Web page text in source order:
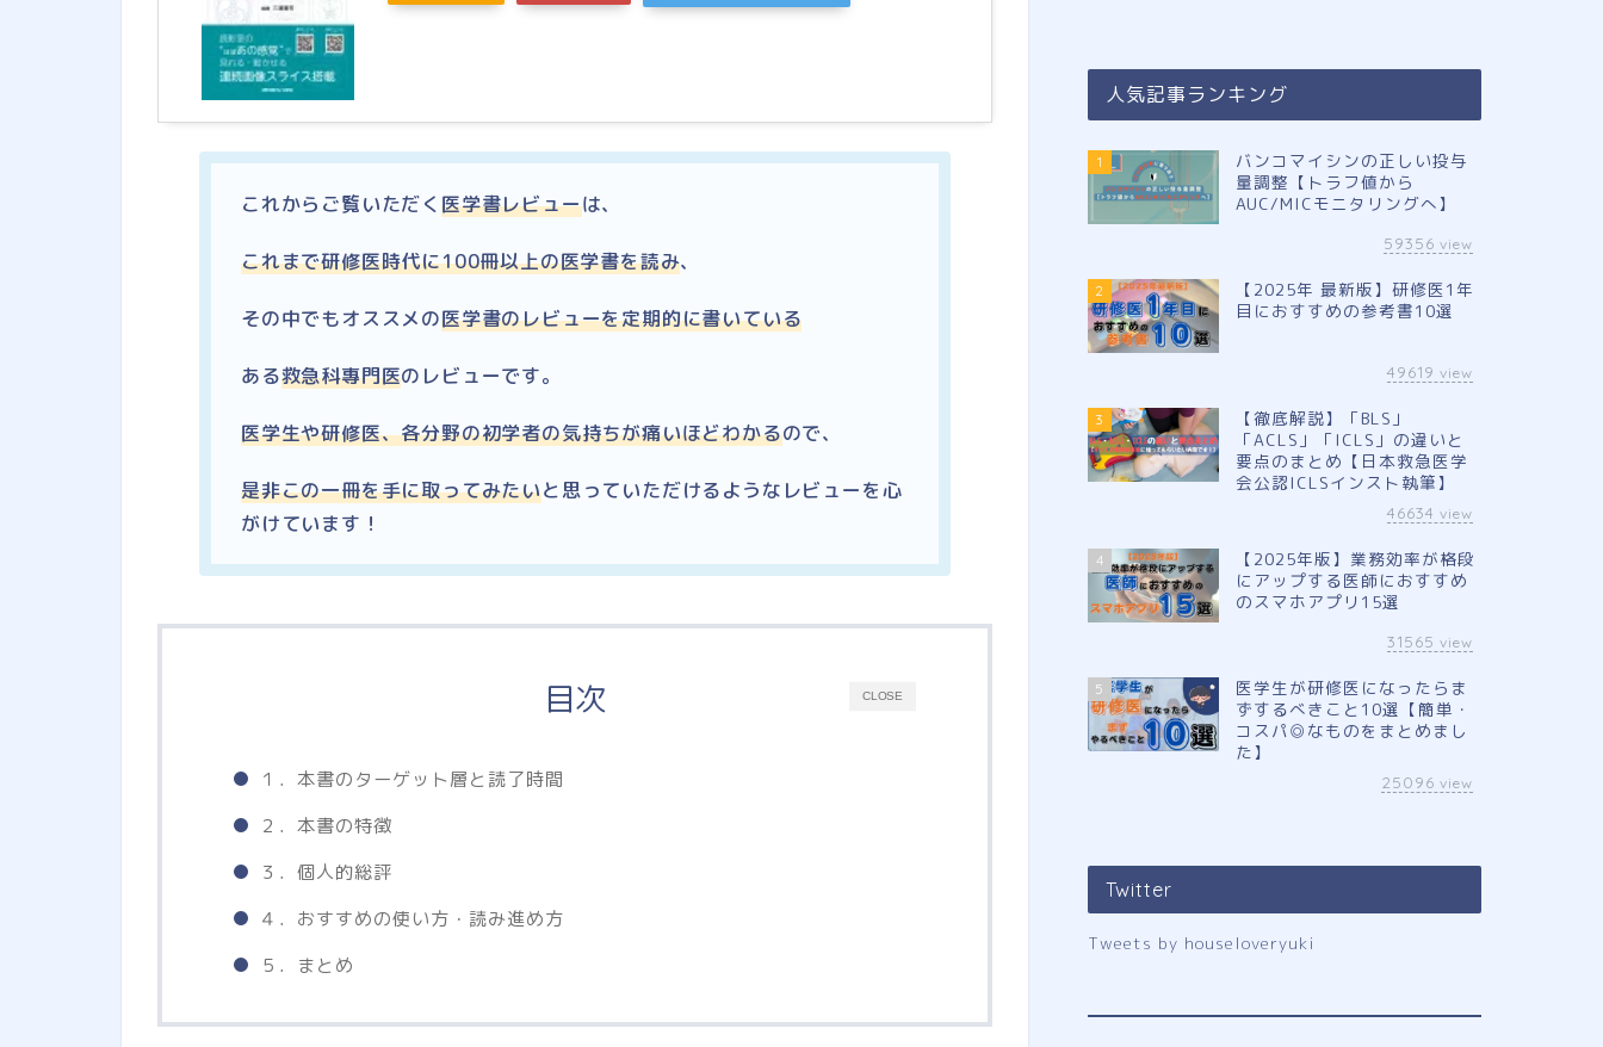
これからご覧いただく 医学書レビューは、
これまで研修医時代に100冊以上の医学書を読み、
その中でもオススメの医学書のレビューを定期的に書いている
ある救急科專門医のレビューです。
医学生や研修医、各分野の初学者の気持ちが痛いほどわかるので、
是非この一冊を手に取ってみたいと思っていただけるようなレビューを心
がけています！
CLOSE
目次
１．本書のターゲット層と読了時間
２．本書の特徴
３．個人的総評
４．おすすめの使い方・読み進め方
５．まとめ
人気記事ランキング
1
バンコマイシンの正しい投与
量調整【トラフ値から
AUC/MICモニタリングへ】
59356 view
2
【2025年 最新版】研修医1年
目におすすめの参考書10選
49619 view
3
【徹底解説】「BLS」
「ACLS」「ICLS」の違いと
要点のまとめ【日本救急医学
会公認ICLSインスト執筆】
46634 view
4
【2025年版】業務効率が格段
にアップする医師におすすめ
のスマホアプリ15選
31565 view
5
医学生が研修医になったらま
ずするべきこと10選【簡単・
コスパ◎なものをまとめまし
た】
25096 view
Twitter
Tweets by houseloveryuki